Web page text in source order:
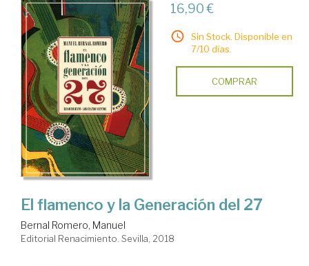
16,90 €
Sin Stock. Disponible en
7/10 días.
COMPRAR
El flamenco y la Generación del 27
Bernal Romero, Manuel
Editorial Renacimiento. Sevilla, 2018